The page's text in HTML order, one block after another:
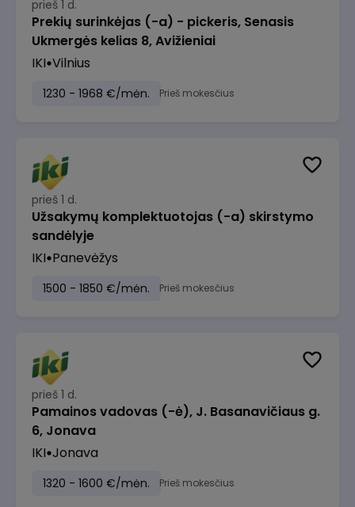
prieš 1 d.
Prekių surinkėjas (-a) - pickeris, Senasis
Ukmergės kelias 8, Avižieniai
IKI Vilnius
1230 - 1968 €/mėn. Prieš mokesčius
prieš 1 d.
Užsakymų komplektuotojas (-a) skirstymo
sandėlyje
IKI Panevėžys
1500 - 1850 €/mėn. Prieš mokesčius
prieš 1 d.
Pamainos vadovas (-ė), J. Basanavičiaus g.
6, Jonava
IKI Jonava
1320 - 1600 €/mėn. Prieš mokesčius